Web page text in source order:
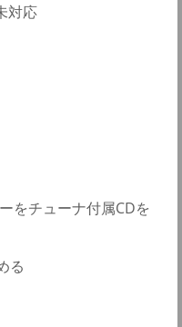
対応
をチューナ付属CDを
る